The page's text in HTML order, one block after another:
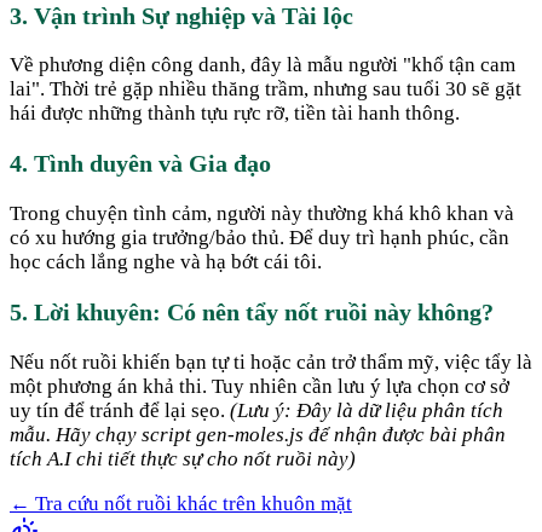
3. Vận trình Sự nghiệp và Tài lộc
Về phương diện công danh, đây là mẫu người "khổ tận cam
lai". Thời trẻ gặp nhiều thăng trầm, nhưng sau tuổi 30 sẽ gặt
hái được những thành tựu rực rỡ, tiền tài hanh thông.
4. Tình duyên và Gia đạo
Trong chuyện tình cảm, người này thường khá khô khan và
có xu hướng gia trưởng/bảo thủ. Để duy trì hạnh phúc, cần
học cách lắng nghe và hạ bớt cái tôi.
5. Lời khuyên: Có nên tẩy nốt ruồi này không?
Nếu nốt ruồi khiến bạn tự ti hoặc cản trở thẩm mỹ, việc tẩy là
một phương án khả thi. Tuy nhiên cần lưu ý lựa chọn cơ sở
uy tín để tránh để lại sẹo. (Lưu ý: Đây là dữ liệu phân tích
mẫu. Hãy chạy script gen-moles.js để nhận được bài phân
tích A.I chi tiết thực sự cho nốt ruồi này)
← Tra cứu nốt ruồi khác trên khuôn mặt